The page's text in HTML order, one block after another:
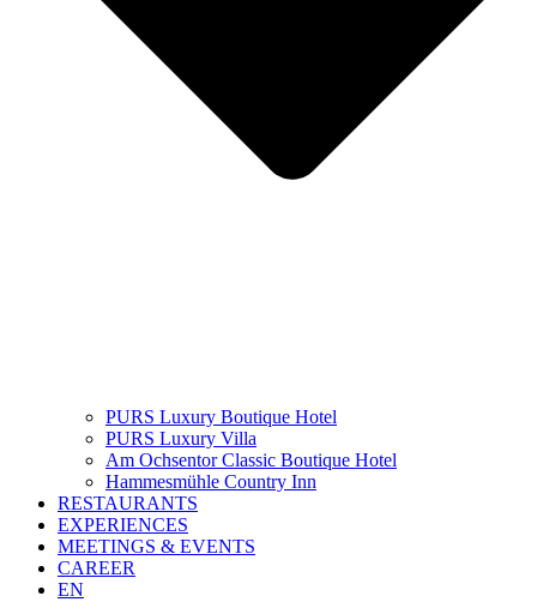
PURS Luxury Boutique Hotel
PURS Luxury Villa
Am Ochsentor Classic Boutique Hotel
Hammesmühle Country Inn
RESTAURANTS
EXPERIENCES
MEETINGS & EVENTS
CAREER
EN